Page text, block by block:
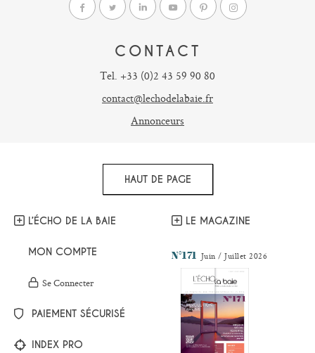
CONTACT
Tel. +33 (0)2 43 59 90 80
contact@lechodelabaie.fr
Annonceurs
HAUT DE PAGE
L’ÉCHO DE LA BAIE
MON COMPTE
Se Connecter
PAIEMENT SÉCURISÉ
INDEX PRO
LE MAGAZINE
N°171 Juin / Juillet 2026